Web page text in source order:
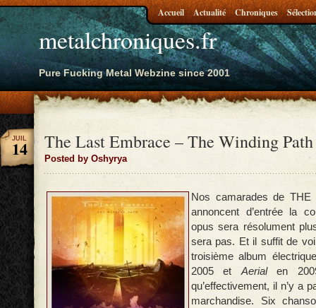
metalchroniques.fr
Pure Fucking Metal Webzine since 2001
Accueil Actualité Chroniques
The Last Embrace – The Winding Path
Posted by Oshyrya
JUIL
14
Nos camarades de THE
annoncent d’entrée la
opus sera résolument
sera pas. Et il suffit de
troisième album
2005 et Aerialen
qu’effectivement, il n’y a
marchandise. Six